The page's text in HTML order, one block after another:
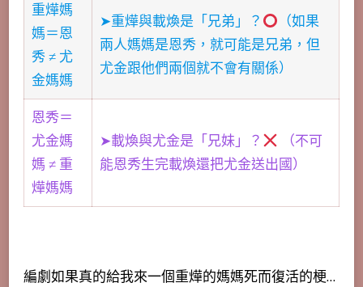
重燁媽
媽＝恩
秀 ≠ 尤
金媽媽
➤重燁與載煥是「兄弟」？
（如果
兩人媽媽是恩秀，就可能是兄弟，但
尤金跟他們兩個就不會有關係）
恩秀＝
尤金媽
媽 ≠ 重
燁媽媽
➤載煥與尤金是「兄妹」？
（不可
能恩秀生完載煥還把尤金送出國）
編劇如果真的給我來一個重燁的媽媽死而復活的梗…